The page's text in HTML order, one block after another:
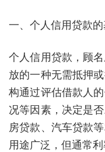
一、个人信用贷款的
个人信用贷款，顾
放的一种无需抵押
构通过评估借款人
况等因素，决定是
房贷款、汽车贷款
用途广泛，但通常